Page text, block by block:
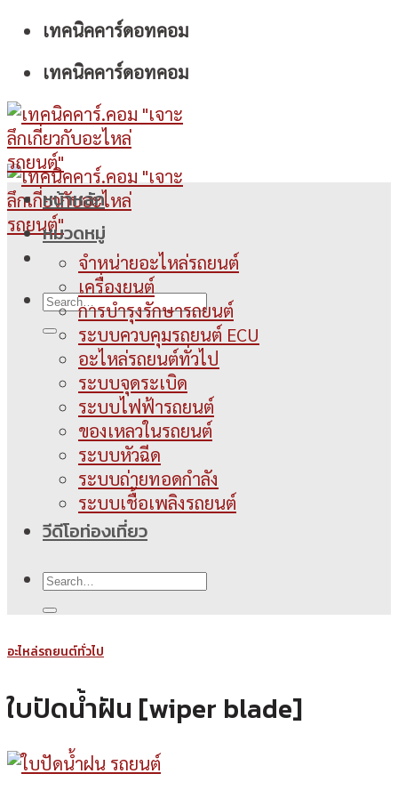
Skip
content
เทคนิคคาร์ดอทคอม
เทคนิคคาร์ดอทคอม
หน้าหลัก
หมวดหมู่
จำหน่ายอะไหล่รถยนต์
เครื่องยนต์
การบำรุงรักษารถยนต์
ระบบควบคุมรถยนต์ ECU
อะไหล่รถยนต์ทั่วไป
ระบบจุดระเบิด
ระบบไฟฟ้ารถยนต์
ของเหลวในรถยนต์
ระบบหัวฉีด
ระบบถ่ายทอดกำลัง
ระบบเชื้อเพลิงรถยนต์
วีดีโอท่องเที่ยว
อะไหล่รถยนต์ทั่วไป
ใบปัดน้ำฝัน [wiper blade]